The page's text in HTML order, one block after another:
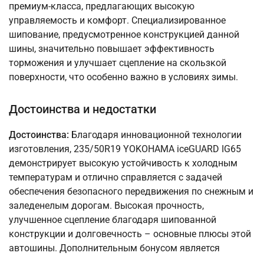
премиум-класса, предлагающих высокую
управляемость и комфорт. Специализированное
шипование, предусмотренное конструкцией данной
шины, значительно повышает эффективность
торможения и улучшает сцепление на скользкой
поверхности, что особенно важно в условиях зимы.
Достоинства и недостатки
Достоинства: Благодаря инновационной технологии
изготовления, 235/50R19 YOKOHAMA iceGUARD IG65
демонстрирует высокую устойчивость к холодным
температурам и отлично справляется с задачей
обеспечения безопасного передвижения по снежным и
заледенелым дорогам. Высокая прочность,
улучшенное сцепление благодаря шипованной
конструкции и долговечность – основные плюсы этой
автошины. Дополнительным бонусом является